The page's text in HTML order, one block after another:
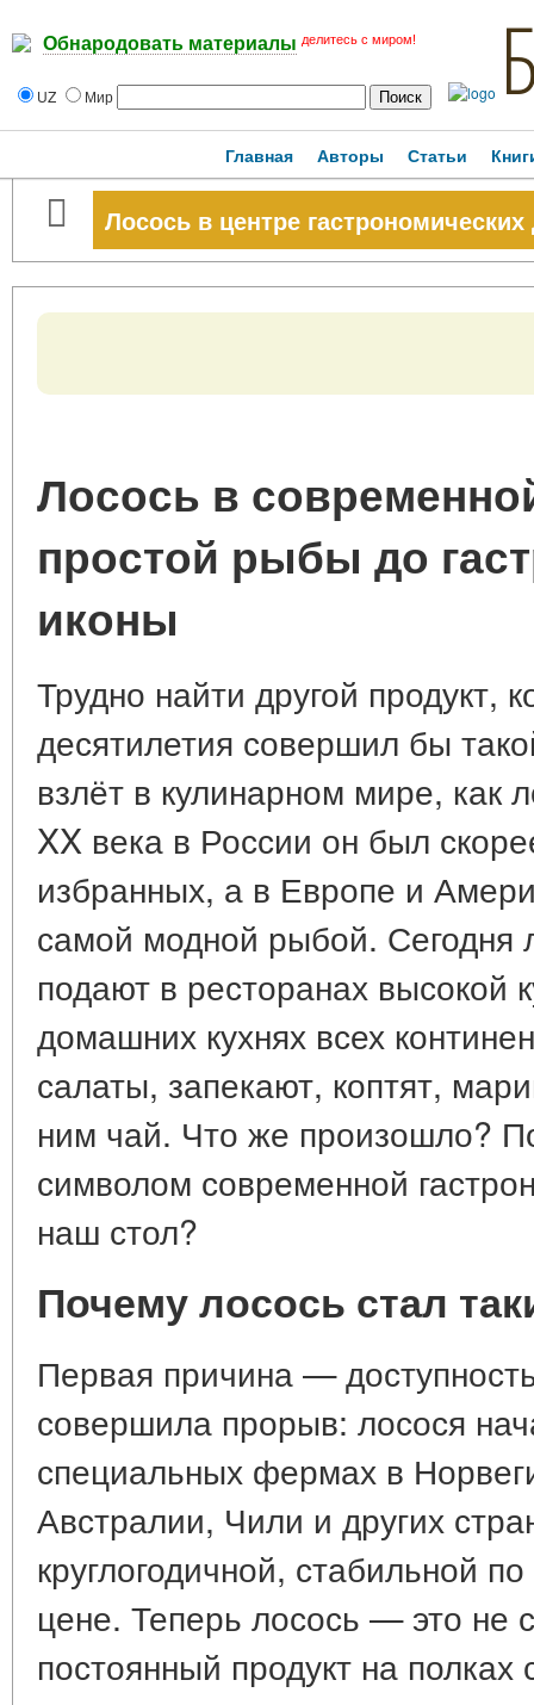
Обнародовать материалы делитесь с миром!
UZ Мир
Главная Авторы Статьи
Лосось в центре гастрономических
Лосось в
простой рыбы до
иконы
Трудно найти другой продукт,
десятилетия совершил бы
взлёт в кулинарном мире, как
XX века в России он был
избранных, а в Европе и
самой модной рыбой. Сегодня
подают в ресторанах высокой
домашних кухнях всех
салаты, запекают, коптят,
ним чай. Что же произошло?
символом современной
наш стол?
Почему лосось стал
Первая причина —
совершила прорыв: лосося
специальных фермах в
Австралии, Чили и других
круглогодичной, стабильной
цене. Теперь лосось — это не
постоянный продукт на полках